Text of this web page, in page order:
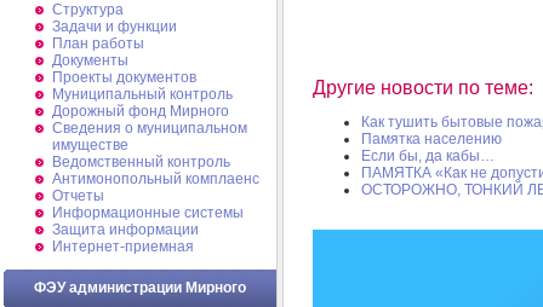
Структура
Задачи и функции
План работы
Документы
Проекты документов
Муниципальный контроль
Дорожный фонд Мирного
Cведения о муниципальном
имуществе
Ведомственный контроль
Антимонопольный комплаенс
Отчеты
Информационные системы
Защита информации
Интернет-приемная
ФЭУ администрации Мирного
Другие новости по теме:
Как тушить бытовые
Памятка населению
Если бы, да кабы…
ПАМЯТКА «Как не
ОСТОРОЖНО, ТОНКИЙ